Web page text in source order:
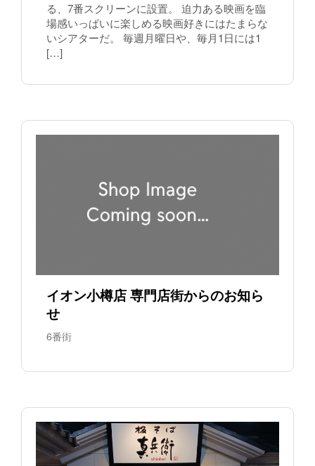
る、7番スクリーンに設置。 迫力ある映画を臨
場感いっぱいに楽しめる映画好きにはたまらな
いシアターだ。 毎週月曜日や、毎月1日には1
[…]
イオン小樽店 専門店街からのお知ら
せ
6番街